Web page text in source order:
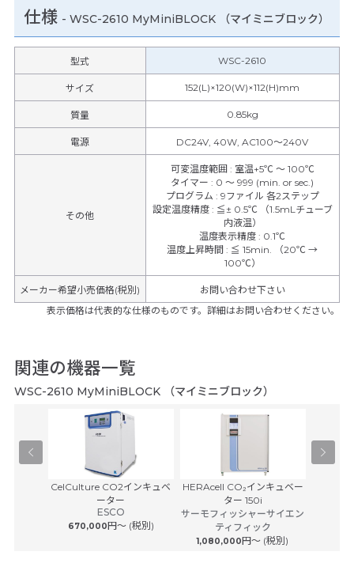
仕様 - WSC-2610 MyMiniBLOCK （マイミニブロック）
型式 WSC-2610
サイズ 152(L)×120(W)×112(H)mm
質量 0.85kg
電源 DC24V, 40W, AC100～240V
その他
可変温度範囲 : 室温+5℃ ～ 100℃
タイマー: 0 ～ 999 (min. or sec.)
プログラム : 9ファイル 各2ステップ
設定温度精度 : ≦± 0.5℃ （1.5mLチューブ
内液温）
温度表示精度: 0.1℃
温度上昇時間: ≦ 15min. （20℃ →
100℃）
メーカー希望小売価格(税別)
お問い合わせ下さい
表示価格は代表的な仕様のものです。詳細はお問い合わせください。
関連の機器一覧
WSC-2610 MyMiniBLOCK （マイミニブロック）
CelCulture CO2インキュベ
ーター
ESCO
670,000円〜 (税別)
HERAcell CO₂インキュベー
ター 150i
サーモフィッシャーサイエン
ティフィック
1,080,000円〜 (税別)